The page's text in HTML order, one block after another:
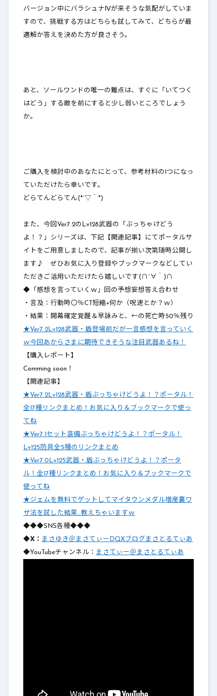
バージョン中にバラシュナⅣが来そうな気配がしていま
すので、挑戦する方はどちらも試してみて、どちらが最
適解か答えを決めた方が良さそう。
あと、ソールワンドの唯一の難点は、すぐに「いてつく
はどう」する敵を前にすると少し弱いところでしょう
か。
ご購入を検討中のあなたにとって、参考材料の1つになっ
ていただけたら幸いです。
どらてんどらてん(*´▽｀*)
また、今回Ver7.2のLv128武器の「ぶっちゃけどう
よ！？」シリーズは、下記【関連記事】にてポータルサ
イトをご用意しましたので、記事が揃い次第随時公開し
ます♪ ぜひお気に入り登録やブックマークなどしてい
ただきご活用いただけたら嬉しいです(∩´∀｀)∩
◆「感想を言っていくｗ」回の予想妄想答え合わせ
・言及：行動時〇％CT短縮+何か（呪速とか？ｗ）
・結果：開幕確定覚醒＆早詠みと、←の死亡時50％残り
★Ver7.2Lv128武器・盾登場前だが一言感想を言っていく
ｗ今回あからさまに期待できそうな注目武器あるね！
【購入レポート】
Comming soon！
【関連記事】
★Ver7.2Lv128武器・盾ぶっちゃけどうよ！？ポータル！
全17種リンクまとめ！お気に入り＆ブックマークで使っ
てね
★Ver7.1セット装備ぶっちゃけどうよ！？ポータル！
Lv125防具全5種のリンクまとめ
★Ver7.0Lv125武器・盾ぶっちゃけどうよ！？ポータ
ル！全17種リンクまとめ！お気に入り＆ブックマークで
使ってね
★ジェムを無料でゲットしてマイタウンメダル増産裏ワ
ザ法を試した結果…教えちゃいますｗ
◆◆◆SNS各種◆◆◆
◆X： まさゆき＠まさてぃーDQXブログまさとるてぃあ
◆YouTubeチャンネル： まさてぃー＠まさとるてぃあ